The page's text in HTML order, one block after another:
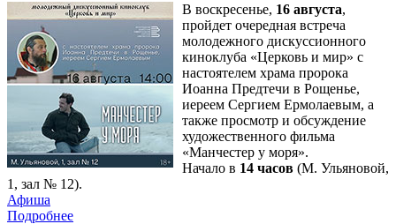
В воскресенье, 16 августа,
пройдет очередная встреча
молодежного дискуссионного
киноклуба «Церковь и мир» с
настоятелем храма пророка
Иоанна Предтечи в Рощенье,
иереем Сергием Ермолаевым, а
также просмотр и обсуждение
художественного фильма
«Манчестер у моря».
Начало в 14 часов (М. Ульяновой,
1, зал № 12).
Афиша
Подробнее